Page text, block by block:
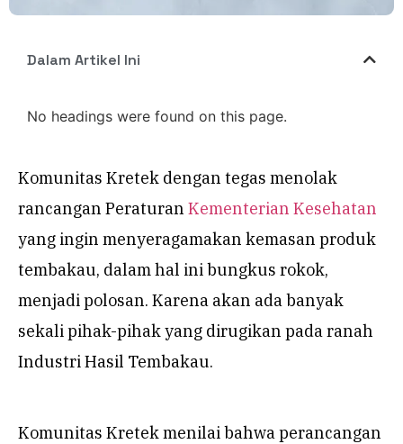
Dalam Artikel Ini
No headings were found on this page.
Komunitas Kretek dengan tegas menolak
rancangan Peraturan Kementerian Kesehatan
yang ingin menyeragamakan kemasan produk
tembakau, dalam hal ini bungkus rokok,
menjadi polosan. Karena akan ada banyak
sekali pihak-pihak yang dirugikan pada ranah
Industri Hasil Tembakau.
Komunitas Kretek menilai bahwa perancangan